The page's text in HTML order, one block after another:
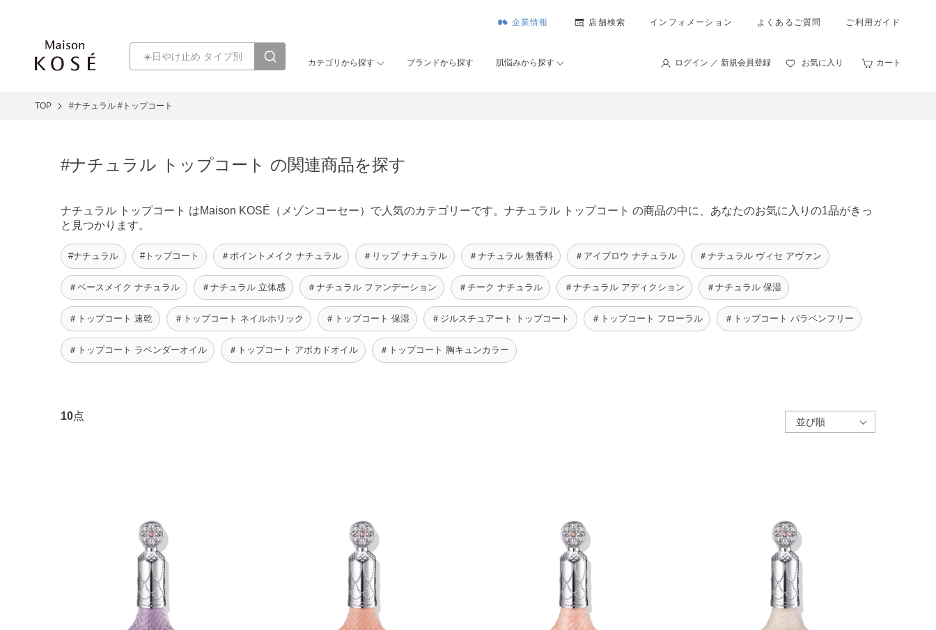
企業情報 店舗検索 インフォメーション よくあるご質問 ご利用ガイド
カテゴリから探す ブランドから探す 肌悩みから探す ログイン ／ 新規会員登録 お気に入り カート
TOP #ナチュラル #トップコート
#ナチュラル トップコート の関連商品を探す
ナチュラル トップコート はMaison KOSÉ（メゾンコーセー）で人気のカテゴリーです。ナチュラル トップコート の商品の中に、あなたのお気に入りの1品がきっ
と見つかります。
#ナチュラル #トップコート ＃ポイントメイク ナチュラル ＃リップ ナチュラル ＃ナチュラル 無香料 ＃アイブロウ ナチュラル ＃ナチュラル ヴィセ アヴァン
＃ベースメイク ナチュラル ＃ナチュラル 立体感 ＃ナチュラル ファンデーション ＃チーク ナチュラル ＃ナチュラル アディクション ＃ナチュラル 保湿
＃トップコート 速乾 ＃トップコート ネイルホリック ＃トップコート 保湿 ＃ジルスチュアート トップコート ＃トップコート フローラル ＃トップコート パラベンフリー
＃トップコート ラベンダーオイル ＃トップコート アボカドオイル ＃トップコート 胸キュンカラー
10点